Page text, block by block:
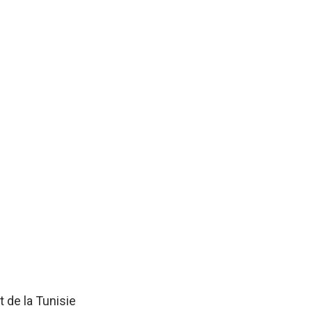
de la Tunisie